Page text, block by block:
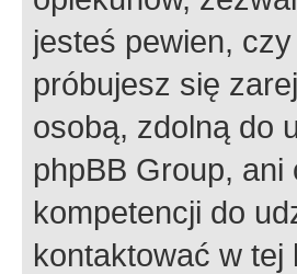
jesteś pewien,
próbujesz się
osobą, zdolną do
phpBB Group,
kompetencji do
kontaktować w tej